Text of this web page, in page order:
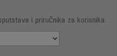
i priručnika za korisnika: